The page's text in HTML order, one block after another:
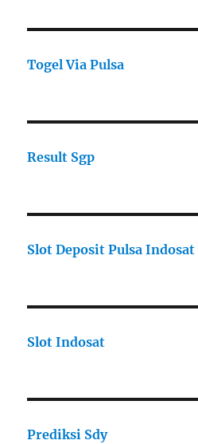
Togel Via Pulsa
Result Sgp
Slot Deposit Pulsa Indosat
Slot Indosat
Prediksi Sdy